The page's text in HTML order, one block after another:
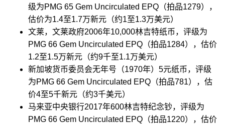
级为PMG 65 Gem Uncirculated EPQ（拍品1279），
估价为1.4至1.7万新元（约1至1.3万美元）
文莱，文莱政府2006年10,000林吉特纸币，评级为
PMG 66 Gem Uncirculated EPQ（拍品1284），估价
1.2至1.5万新元（约9千至1.1万美元）
新加坡货币委员会无年号（1970年）5元纸币，评级
为PMG 66 Gem Uncirculated EPQ（拍品781），估
价4至5千新元（约3千美元）
马来亚中央银行2017年600林吉特纪念钞，评级为
PMG 66 Gem Uncirculated EPQ（拍品1220），估价